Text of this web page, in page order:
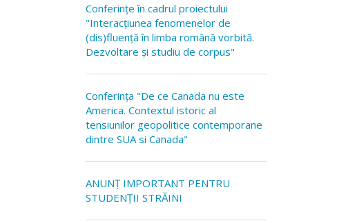
Conferințe în cadrul proiectului
"Interacțiunea fenomenelor de
(dis)fluență în limba română vorbită.
Dezvoltare și studiu de corpus"
Conferința "De ce Canada nu este
America. Contextul istoric al
tensiunilor geopolitice contemporane
dintre SUA si Canada"
ANUNȚ IMPORTANT PENTRU
STUDENȚII STRĂINI